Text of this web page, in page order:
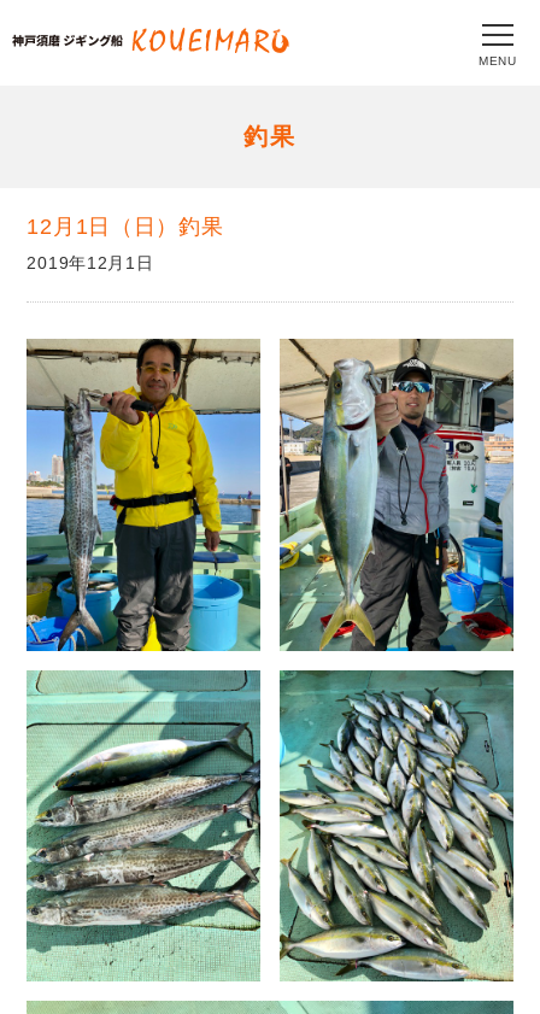
MENU
釣果
12月1日（日）釣果
2019年12月1日